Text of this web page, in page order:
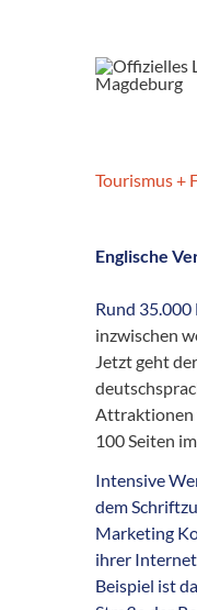
Tourismus +
Englische
Rund
inzwischen
Jetzt geht
Attraktionen
100 Seiten
Intensive
dem
Marketing
ihrer
Beispiel ist